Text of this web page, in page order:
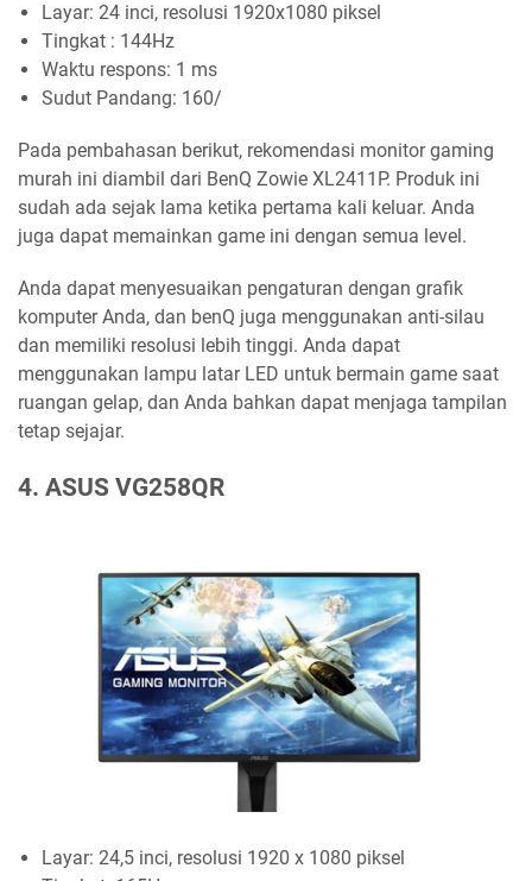
Layar: 24 inci, resolusi 1920x1080 piksel
Tingkat : 144Hz
Waktu respons: 1 ms
Sudut Pandang: 160/
Pada pembahasan berikut, rekomendasi monitor gaming
murah ini diambil dari BenQ Zowie XL2411P. Produk ini
sudah ada sejak lama ketika pertama kali keluar. Anda
juga dapat memainkan game ini dengan semua level.
Anda dapat menyesuaikan pengaturan dengan grafik
komputer Anda, dan benQ juga menggunakan anti-silau
dan memiliki resolusi lebih tinggi. Anda dapat
menggunakan lampu latar LED untuk bermain game saat
ruangan gelap, dan Anda bahkan dapat menjaga tampilan
tetap sejajar.
4. ASUS VG258QR
Layar: 24,5 inci, resolusi 1920 x 1080 piksel